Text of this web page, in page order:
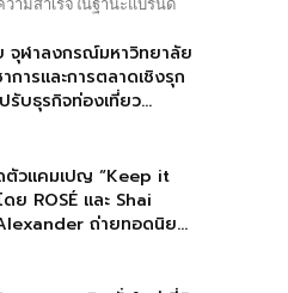
จุฬาลงกรณ์มหาวิทยาลัย
การและการตลาดเชิงรุก
รับธุรกิจท่องเที่ยว...
ตัวแคมเปญ “Keep it
ย ROSÉ และ Shai
ถ่ายทอดนิย...